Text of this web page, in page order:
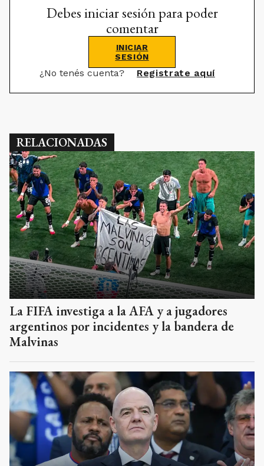
Debes iniciar sesión para poder
comentar
INICIAR
SESIÓN
¿No tenés cuenta? Registrate aquí
RELACIONADAS
La FIFA investiga a la AFA y a jugadores
argentinos por incidentes y la bandera de
Malvinas